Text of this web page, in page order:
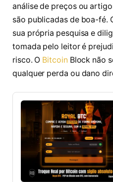
análise de preços ou
são publicadas de boa-fé.
sua própria pesquisa e
tomada pelo leitor é
risco. O Bitcoin Block não
qualquer perda ou dano